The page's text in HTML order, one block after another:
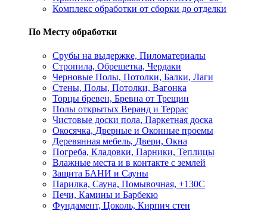
Комплекс обработки от сборки до отделки
По Месту обработки
Срубы на выдержке, Пиломатериалы
Стропила, Обрешетка, Чердаки
Черновые Полы, Потолки, Балки, Лаги
Стены, Полы, Потолки, Вагонка
Торцы бревен, Бревна от Трещин
Полы открытых Веранд и Террас
Чистовые доски пола, Паркетная доска
Окосячка, Дверные и Оконные проемы
Деревянная мебель, Двери, Окна
Погреба, Кладовки, Парники, Теплицы
Влажные места и в контакте с землей
Защита БАНИ и Сауны
Парилка, Сауна, Помывочная, +130С
Печи, Камины и Барбекю
Фундамент, Цоколь, Кирпич стен